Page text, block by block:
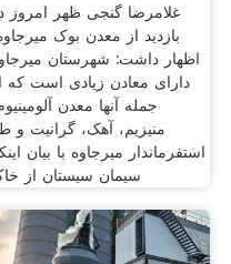
غلامرضا گنجی ظهر امروز
بازدید از معدن بوک
اظهار داشت: شهرستان
دارای معادن زیادی است که
جمله آنها معدن
منیزیم، آهک، گرانیت و
استفرماندار میرجاوه با بیان
سیمان سیستان از